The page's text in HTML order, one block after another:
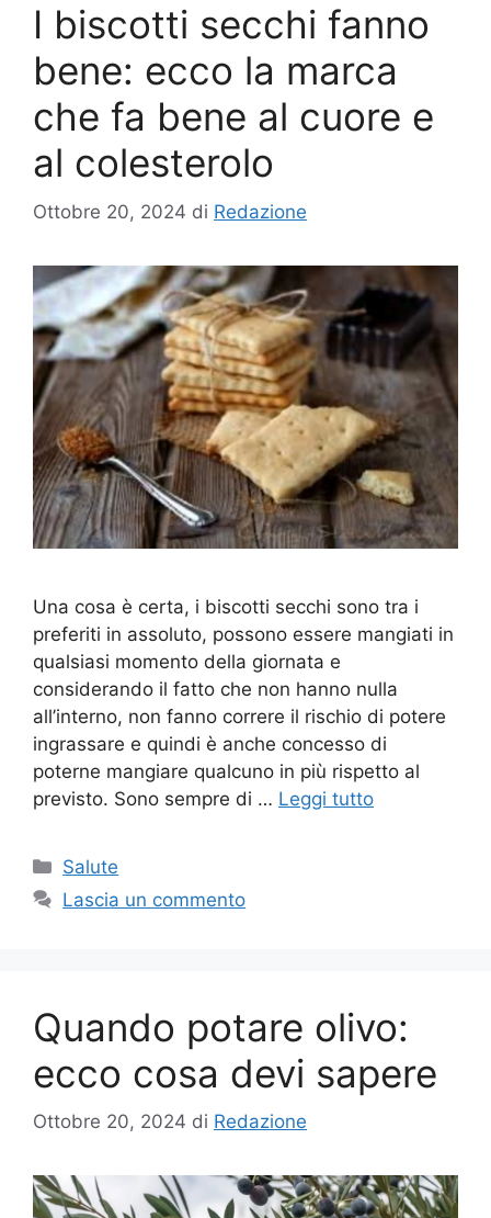
I biscotti secchi fanno
bene: ecco la marca
che fa bene al cuore e
al colesterolo
Ottobre 20, 2024 di Redazione
Una cosa è certa, i biscotti secchi sono tra i
preferiti in assoluto, possono essere mangiati in
qualsiasi momento della giornata e
considerando il fatto che non hanno nulla
all’interno, non fanno correre il rischio di potere
ingrassare e quindi è anche concesso di
poterne mangiare qualcuno in più rispetto al
previsto. Sono sempre di … Leggi tutto
Categorie
Salute
Lascia un commento
Quando potare olivo:
ecco cosa devi sapere
Ottobre 20, 2024 di Redazione